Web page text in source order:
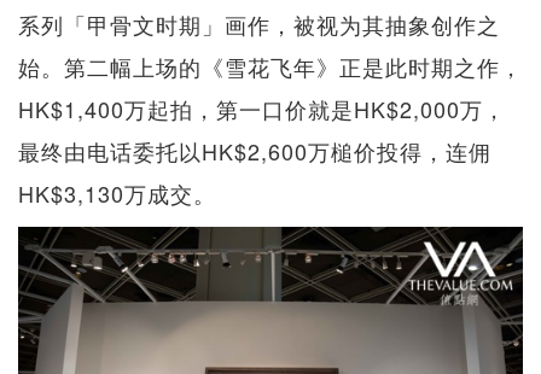
系列「甲骨文时期」画作，被视为其抽象创作之
始。第二幅上场的《雪花飞年》正是此时期之作，
HK$1,400万起拍，第一口价就是HK$2,000万，
最终由电话委托以HK$2,600万槌价投得，连佣
HK$3,130万成交。